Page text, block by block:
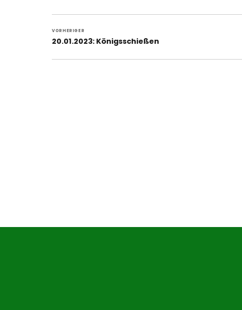
VORHERIGER
Vorheriger
20.01.2023: Königsschießen